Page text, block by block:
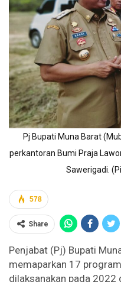
Pj Bupati Muna Barat
perkantoran Bumi Praja
Sawerigadi.
578
Share
Penjabat (Pj) Bupati
memaparkan 17
dilaksanakan pada